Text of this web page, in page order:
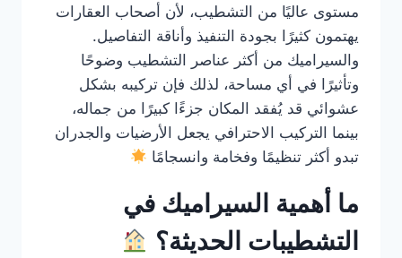
مستوى عاليًا من التشطيب، لأن أصحاب العقارات
يهتمون كثيرًا بجودة التنفيذ وأناقة التفاصيل.
والسيراميك من أكثر عناصر التشطيب وضوحًا
وتأثيرًا في أي مساحة، لذلك فإن تركيبه بشكل
عشوائي قد يُفقد المكان جزءًا كبيرًا من جماله،
بينما التركيب الاحترافي يجعل الأرضيات والجدران
تبدو أكثر تنظيمًا وفخامة وانسجامًا
ما أهمية السيراميك في
التشطيبات الحديثة؟